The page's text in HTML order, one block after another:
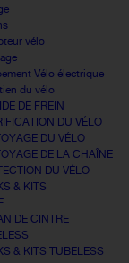
vélo
Vélo électrique
du vélo
DE FREIN
DU VÉLO
DU VÉLO
DE LA CHAÎNE
DU VÉLO
& KITS
DE CINTRE
& KITS TUBELESS